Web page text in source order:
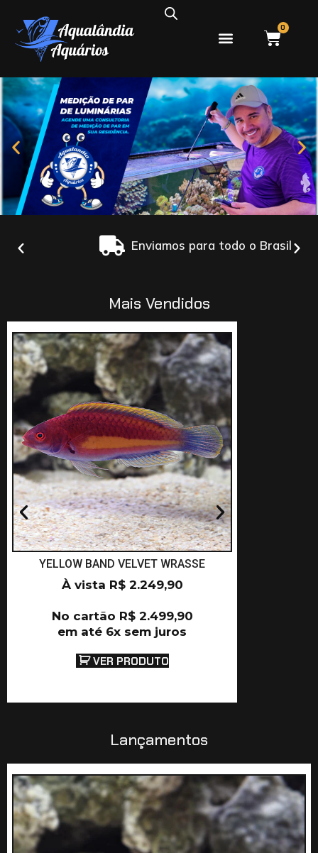
0
Enviamos para todo o Brasil
Mais Vendidos
YELLOW BAND VELVET WRASSE
À vista R$2.249,90
No cartão R$2.499,90
em até 6x sem juros
VER PRODUTO
Lançamentos